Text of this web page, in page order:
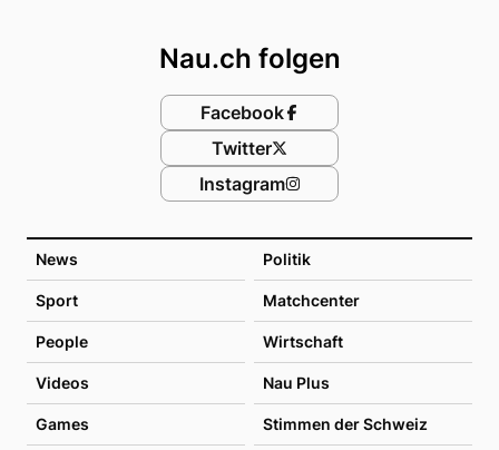
News Politik
Sport Matchcenter
People Wirtschaft
Videos Nau Plus
Games Stimmen der Schweiz
Nau.ch folgen
Facebook
Twitter
Instagram